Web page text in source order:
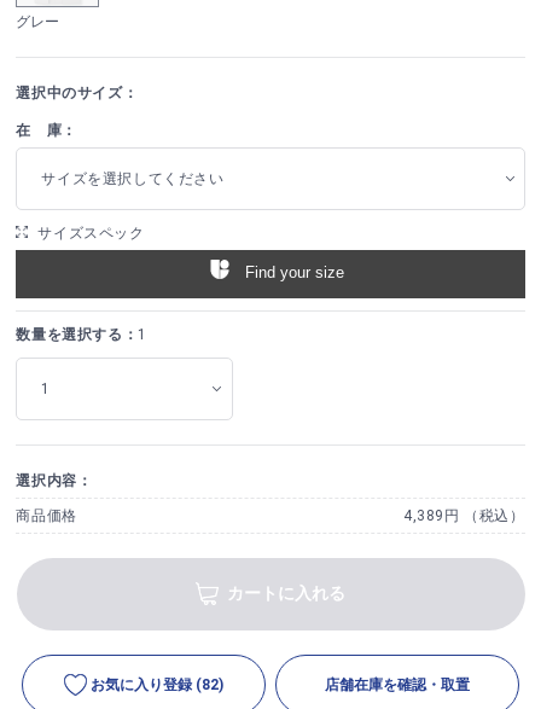
グレー
選択中のサイズ：
在 庫：
サイズを選択してください
サイズスペック
Find your size
数量を選択する： 1
選択内容：
商品価格 4,389円 （税込）
カートに入れる
お気に入り登録 (82) 店舗在庫を確認・取置